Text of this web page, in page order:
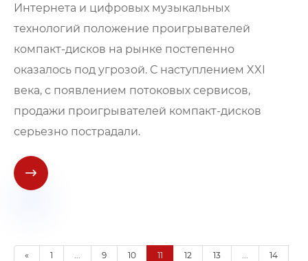
Интернета и цифровых музыкальных
технологий положение проигрывателей
компакт-дисков на рынке постепенно
оказалось под угрозой. С наступлением XXI
века, с появлением потоковых сервисов,
продажи проигрывателей компакт-дисков
серьезно пострадали.

« 1 9 10 11 12 13
14